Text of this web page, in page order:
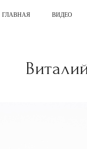
ГЛАВНАЯ ВИДЕО